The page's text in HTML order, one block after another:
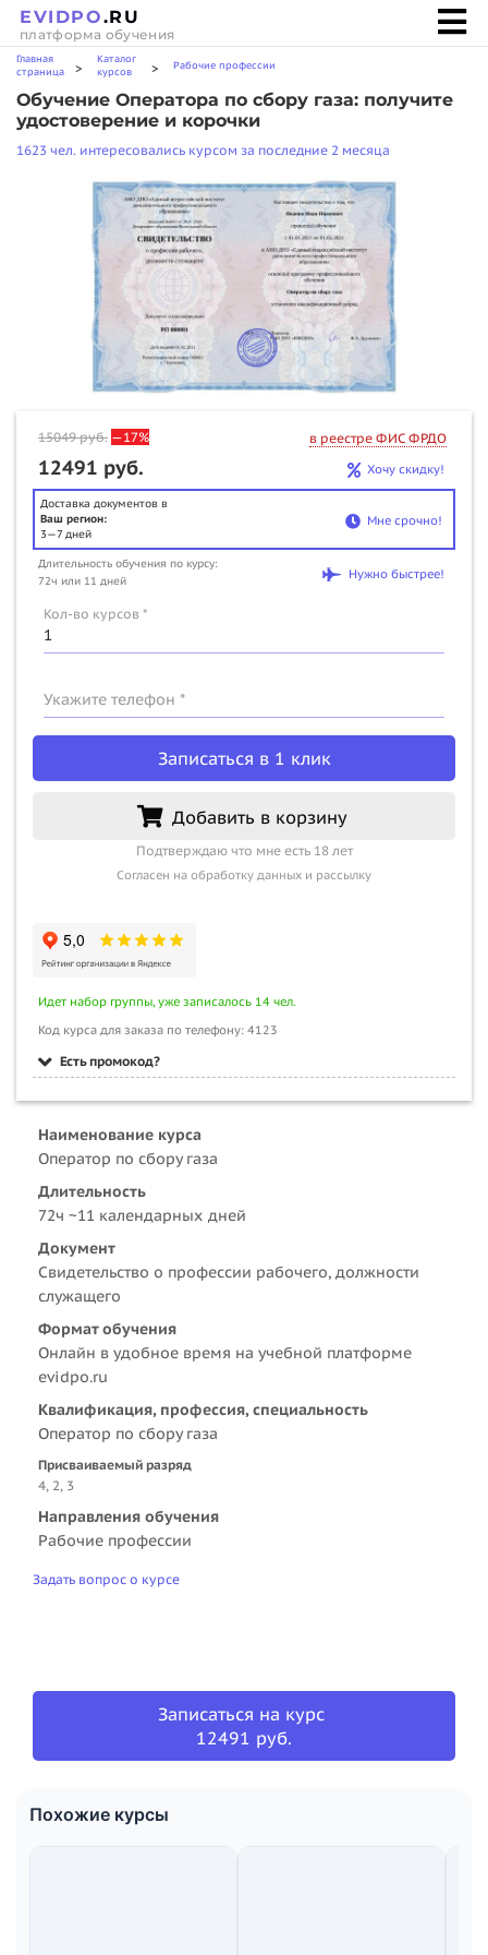
EVIDPO.RU
платформа обучения
Главная
страница
>
Каталог
курсов
> Рабочие профессии
Обучение Оператора по сбору газа: получите
удостоверение и корочки
1623 чел. интересовались курсом за последние 2 месяца
15049руб. —17% в реестре ФИС ФРДО
12491 руб. Хочу скидку!
Доставка документов в
Ваш регион:
3—7 дней
Мне срочно!
Длительность обучения по курсу:
72ч или 11 дней
Нужно быстрее!
Кол-во курсов *
Укажите телефон *
Записаться в 1 клик
Добавить в корзину
Подтверждаю что мне есть 18 лет
Согласен на обработку данных и рассылку
Идет набор группы, уже записалось 14 чел.
Код курса для заказа по телефону: 4123
Есть промокод?
Наименование курса
Оператор по сбору газа
Длительность
72ч ~11 календарных дней
Документ
Свидетельство о профессии рабочего, должности
служащего
Формат обучения
Онлайн в удобное время на учебной платформе
evidpo.ru
Квалификация, профессия, специальность
Оператор по сбору газа
Присваиваемый разряд
4, 2, 3
Направления обучения
Рабочие профессии
Задать вопрос о курсе
Записаться на курс
12491 руб.
Похожие курсы